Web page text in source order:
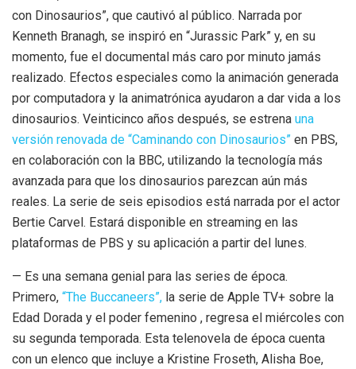
con Dinosaurios”, que cautivó al público. Narrada por
Kenneth Branagh, se inspiró en “Jurassic Park” y, en su
momento, fue el documental más caro por minuto jamás
realizado. Efectos especiales como la animación generada
por computadora y la animatrónica ayudaron a dar vida a los
dinosaurios. Veinticinco años después, se estrena una
versión renovada de “Caminando con Dinosaurios” en PBS,
en colaboración con la BBC, utilizando la tecnología más
avanzada para que los dinosaurios parezcan aún más
reales. La serie de seis episodios está narrada por el actor
Bertie Carvel. Estará disponible en streaming en las
plataformas de PBS y su aplicación a partir del lunes.
— Es una semana genial para las series de época.
Primero, “The Buccaneers”, la serie de Apple TV+ sobre la
Edad Dorada y el poder femenino , regresa el miércoles con
su segunda temporada. Esta telenovela de época cuenta
con un elenco que incluye a Kristine Froseth, Alisha Boe,